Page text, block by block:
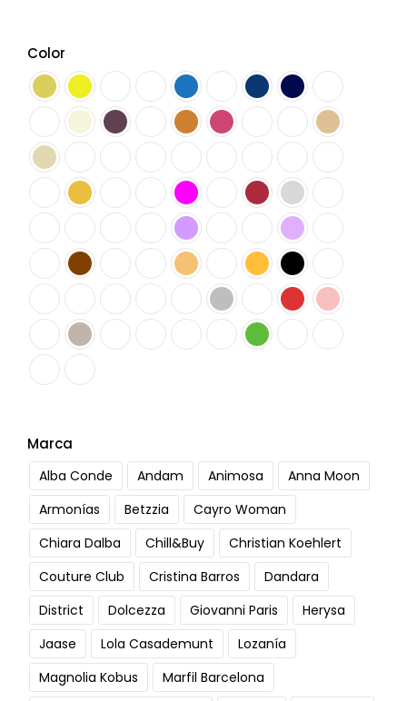
Color
Marca
Alba Conde Andam Animosa
Anna Moon
Armonías
Betzzia
Cayro Woman
Chiara Dalba
Chill&Buy
Christian Koehlert
Couture Club
Cristina Barros
Dandara
District
Dolcezza Giovanni Paris
Herysa
Jaase
Lola Casademunt
Lozanía
Magnolia Kobus
Marfil Barcelona